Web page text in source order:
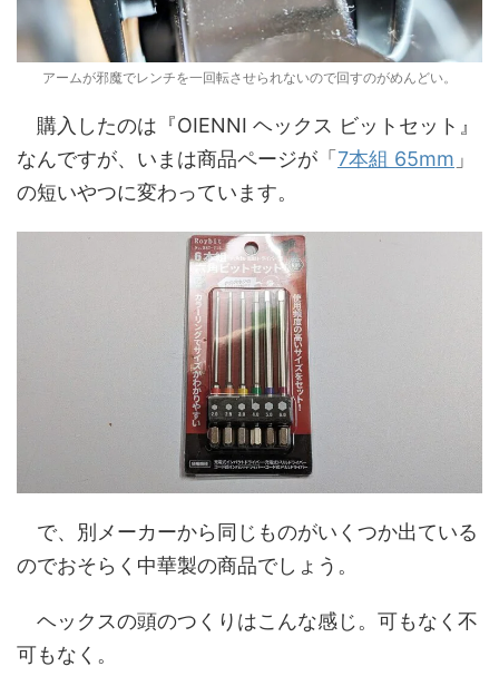
アームが邪魔でレンチを一回転させられないので回すのがめんどい。
購入したのは『OIENNI ヘックス ビットセット』
なんですが、いまは商品ページが「 7本組 65mm 」
の短いやつに変わっています。
で、別メーカーから同じものがいくつか出ている
のでおそらく中華製の商品でしょう。
ヘックスの頭のつくりはこんな感じ。可もなく不
可もなく。